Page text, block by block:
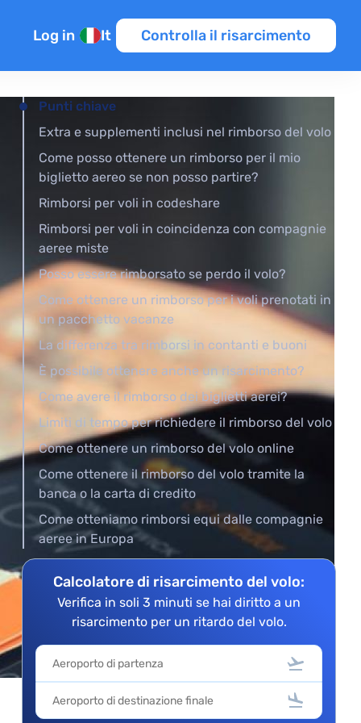
aereo
Log in It Controlla il risarcimento
Punti chiave
Extra e supplementi inclusi nel rimborso del volo
Come posso ottenere un rimborso per il mio
biglietto aereo se non posso partire?
Rimborsi per voli in codeshare
Rimborsi per voli in coincidenza con compagnie
aeree miste
Posso essere rimborsato se perdo il volo?
Come ottenere un rimborso per i voli prenotati in
un pacchetto vacanze
La differenza tra rimborsi in contanti e buoni
È possibile ottenere anche un risarcimento?
Come avere il rimborso dei biglietti aerei?
Limiti di tempo per richiedere il rimborso del volo
Come ottenere un rimborso del volo online
Come ottenere il rimborso del volo tramite la
banca o la carta di credito
Come otteniamo rimborsi equi dalle compagnie
aeree in Europa
Calcolatore di risarcimento del volo:
Verifica in soli 3 minuti se hai diritto a un
risarcimento per un ritardo del volo.